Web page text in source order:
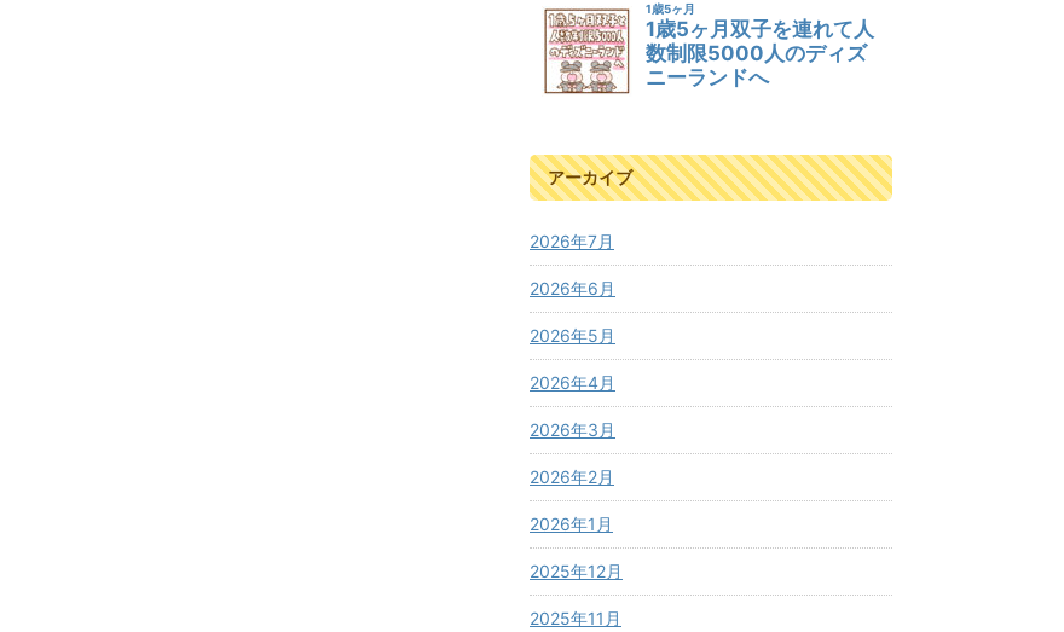
アーカイブ
2026年7月
2026年6月
2026年5月
2026年4月
2026年3月
2026年2月
2026年1月
2025年12月
2025年11月